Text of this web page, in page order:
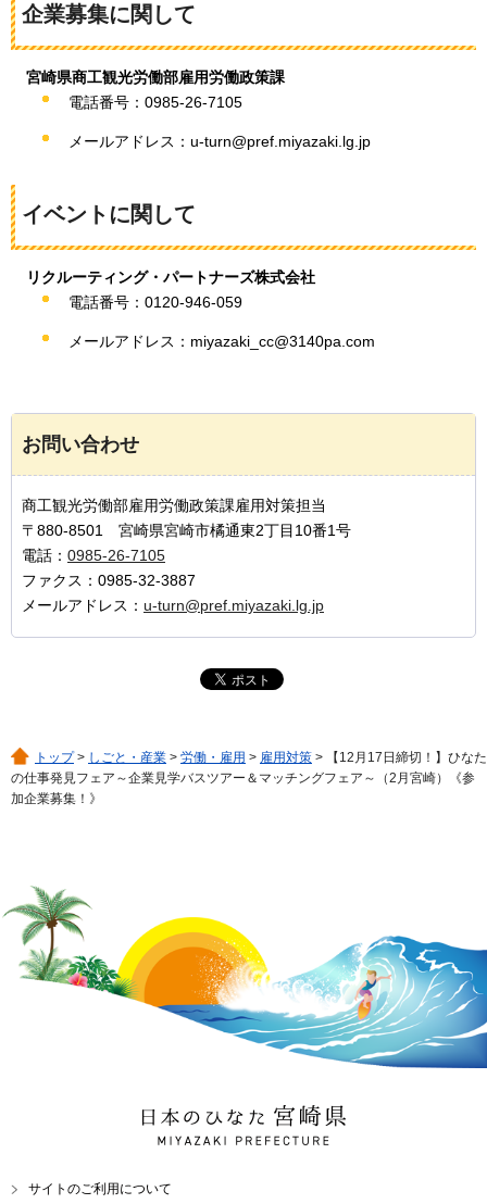
企業募集に関して
宮崎県商工観光労働部雇用労働政策課
電話番号：0985-26-7105
メールアドレス：u-turn@pref.miyazaki.lg.jp
イベントに関して
リクルーティング・パートナーズ株式会社
電話番号：0120-946-059
メールアドレス：miyazaki_cc@3140pa.com
お問い合わせ
商工観光労働部雇用労働政策課雇用対策担当
〒880-8501 宮崎県宮崎市橘通東2丁目10番1号
電話： 0985-26-7105
ファクス：0985-32-3887
メールアドレス： u-turn@pref.miyazaki.lg.jp
トップ> しごと・産業 > 労働・雇用 > 雇用対策 > 【12月17日締切！】ひなた
の仕事発見フェア～企業見学バスツアー＆マッチングフェア～（2月宮崎）《参
加企業募集！》
日本のひなた 宮崎県
MIYAZAKI PREFECTURE
サイトのご利用について